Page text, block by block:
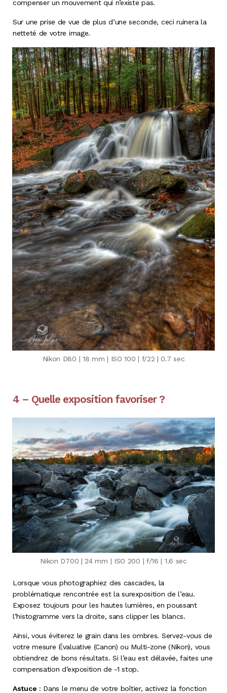
compenser un mouvement qui n’existe pas.
Sur une prise de vue de plus d’une seconde, ceci ruinera la
netteté de votre image.
Nikon D80 | 18 mm | ISO 100 | f/22 | 0.7 sec
4 – Quelle exposition favoriser ?
Nikon D700 | 24 mm | ISO 200 | f/16 | 1.6 sec
Lorsque vous photographiez des cascades, la
problématique rencontrée est la surexposition de l’eau.
Exposez toujours pour les hautes lumières, en poussant
l’histogramme vers la droite, sans clipper les blancs.
Ainsi, vous éviterez le grain dans les ombres. Servez-vous de
votre mesure Évaluative (Canon) ou Multi-zone (Nikon), vous
obtiendrez de bons résultats. Si l’eau est délavée, faites une
compensation d’exposition de -1 stop.
Astuce : Dans le menu de votre boîtier, activez la fonction